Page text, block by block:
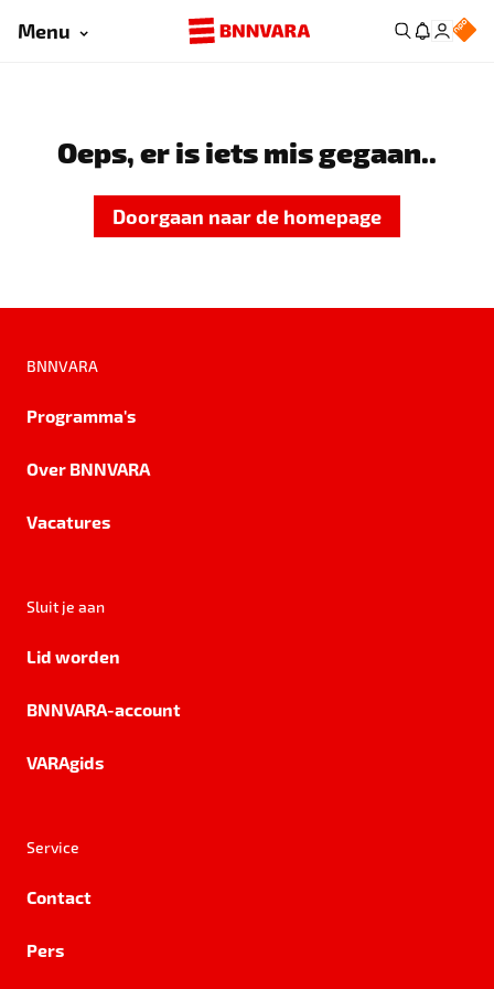
Menu
Oeps, er is iets mis gegaan..
Doorgaan naar de homepage
BNNVARA
Programma's
Over BNNVARA
Vacatures
Sluit je aan
Lid worden
BNNVARA-account
VARAgids
Service
Contact
Pers